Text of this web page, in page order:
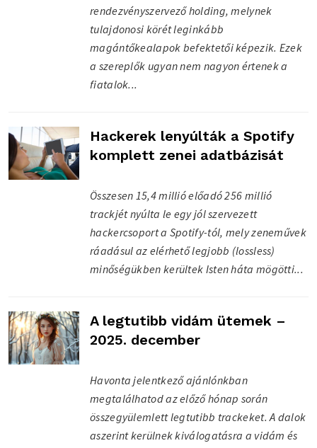
rendezvényszervező holding, melynek
tulajdonosi körét leginkább
magántőkealapok befektetői képezik. Ezek
a szereplők ugyan nem nagyon értenek a
fiatalok...
Hackerek lenyúlták a Spotify
komplett zenei adatbázisát
Összesen 15,4 millió előadó 256 millió
trackjét nyúlta le egy jól szervezett
hackercsoport a Spotify-tól, mely zeneművek
ráadásul az elérhető legjobb (lossless)
minőségükben kerültek Isten háta mögötti...
A legtutibb vidám ütemek –
2025. december
Havonta jelentkező ajánlónkban
megtalálhatod az előző hónap során
összegyülemlett legtutibb trackeket. A dalok
aszerint kerülnek kiválogatásra a vidám és